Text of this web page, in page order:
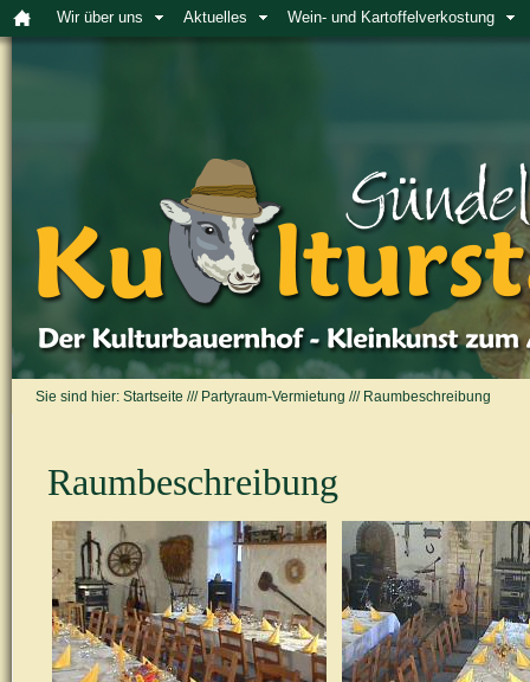
Wir über uns Aktuelles Wein- und Kartoffelverkostung
Sie sind hier: Startseite /// Partyraum-Vermietung /// Raumbeschreibung
Raumbeschreibung